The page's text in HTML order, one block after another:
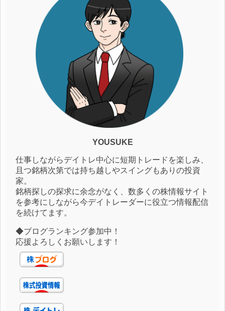
YOUSUKE
仕事しながらデイトレ中心に短期トレードを楽しみ、
且つ銘柄次第では持ち越しやスイングもありの投資
家。
銘柄探しの探求に余念がなく、数多くの株情報サイト
を参考にしながら今デイトレーダーに役立つ情報配信
を続けてます。
◆ブログランキング参加中！
応援よろしくお願いします！